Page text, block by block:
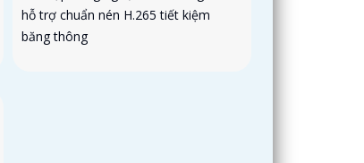
hỗ trợ chuẩn nén H.265 tiết kiệm
băng thông